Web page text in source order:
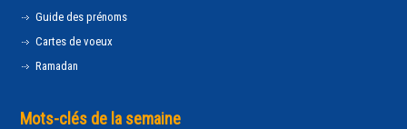
Guide des prénoms
Cartes de voeux
Ramadan
Mots-clés de la semaine